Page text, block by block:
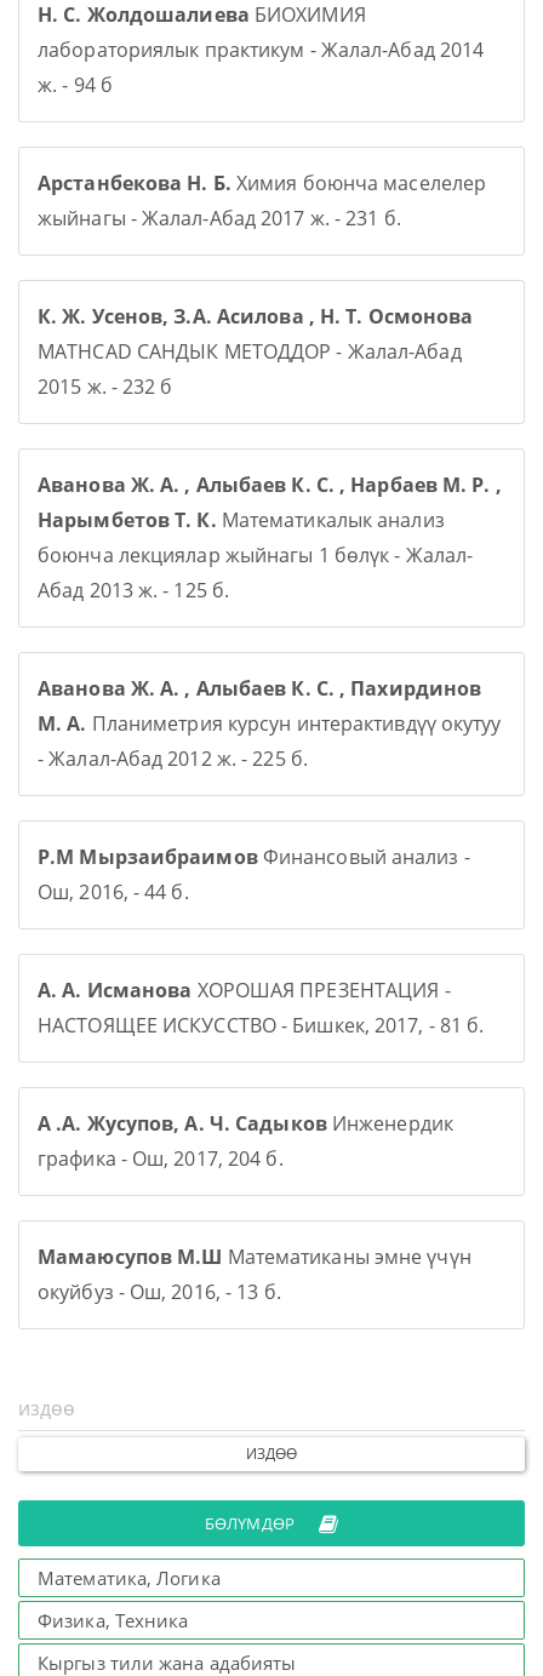
Н. С. Жолдошалиева БИОХИМИЯ
лабораториялык практикум - Жалал-Абад 2014
ж. - 94 б
Арстанбекова Н. Б. Химия боюнча маселелер
жыйнагы - Жалал-Абад 2017 ж. - 231 б.
К. Ж. Усенов, З.А. Асилова , Н. Т. Осмонова
MATHCAD САНДЫК МЕТОДДОР - Жалал-Абад
2015 ж. - 232 б
Аванова Ж. А. , Алыбаев К. С. , Нарбаев М. Р. ,
Нарымбетов Т. К. Математикалык анализ
боюнча лекциялар жыйнагы 1 бөлүк - Жалал-
Абад 2013 ж. - 125 б.
Аванова Ж. А. , Алыбаев К. С. , Пахирдинов
М. А. Планиметрия курсун интерактивдүү окутуу
- Жалал-Абад 2012 ж. - 225 б.
Р.М МырзаибраимовФинансовый анализ -
Ош, 2016, - 44 б.
А. А. Исманова ХОРОШАЯ ПРЕЗЕНТАЦИЯ -
НАСТОЯЩЕЕ ИСКУССТВО - Бишкек, 2017, - 81 б.
А .А. Жусупов, А. Ч. Садыков Инженердик
графика - Ош, 2017, 204 б.
Мамаюсупов М.Ш Математиканы эмне үчүн
окуйбуз - Ош, 2016, - 13 б.
ИЗДӨӨ
БӨЛҮМДӨР
Математика, Логика
Физика, Техника
Кыргыз тили жана адабияты